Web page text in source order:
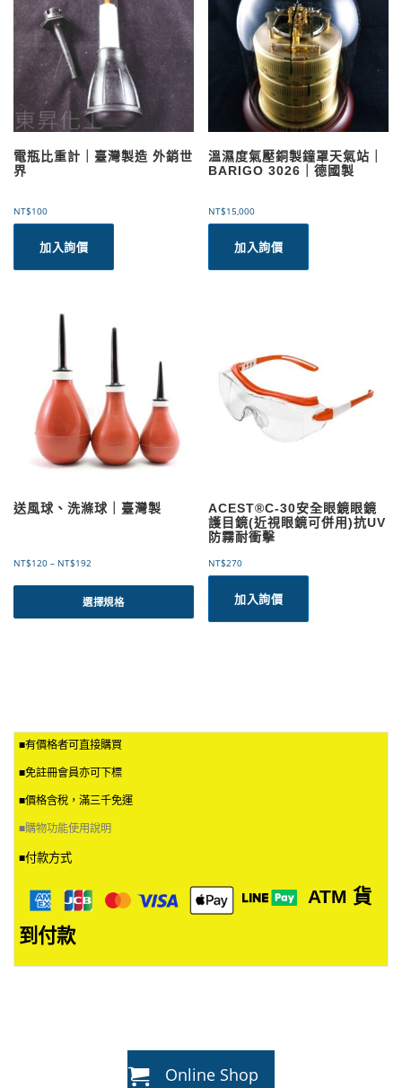
電瓶比重計｜臺灣製造 外銷世
界
NT$100
加入詢價
溫濕度氣壓銅製鐘罩天氣站｜
BARIGO 3026｜德國製
NT$15,000
加入詢價
送風球、洗滌球｜臺灣製
NT$120 – NT$192
圍
：
N
$
9
2
選擇規格
此
品
選
項
ACEST®C-30安全眼鏡眼鏡
護目鏡(近視眼鏡可併用)抗UV
防霧耐衝擊
NT$270
加入詢價
■有價格者可直接購買
■免註冊會員亦可下標
■價格含稅，滿三千免運
■購物功能使用說明
■付款方式
ATM 貨
到付款
Online Shop